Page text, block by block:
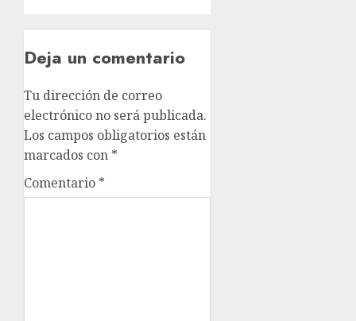
Deja un comentario
Tu dirección de correo
electrónico no será publicada.
Los campos obligatorios están
marcados con *
Comentario *